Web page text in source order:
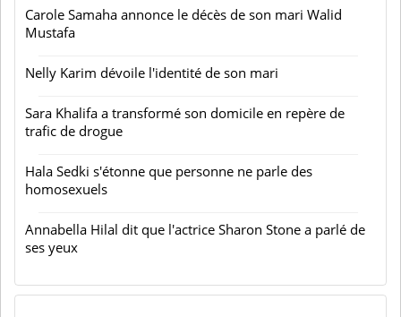
Carole Samaha annonce le décès de son mari Walid
Mustafa
Nelly Karim dévoile l'identité de son mari
Sara Khalifa a transformé son domicile en repère de
trafic de drogue
Hala Sedki s'étonne que personne ne parle des
homosexuels
Annabella Hilal dit que l'actrice Sharon Stone a parlé de
ses yeux